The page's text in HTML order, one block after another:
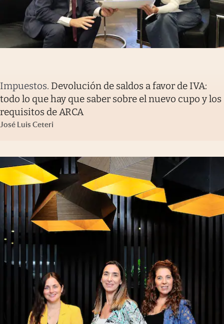
Impuestos. Devolución de saldos a favor de IVA:
todo lo que hay que saber sobre el nuevo cupo y los
requisitos de ARCA
José Luis Ceteri